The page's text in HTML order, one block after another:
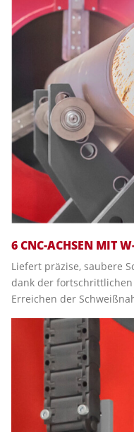
6 CNC-ACHSEN MIT
Liefert präzise, saubere
dank der
Erreichen der